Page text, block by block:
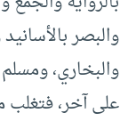
والبصر
والبخاري،
على آخر، فتغلب